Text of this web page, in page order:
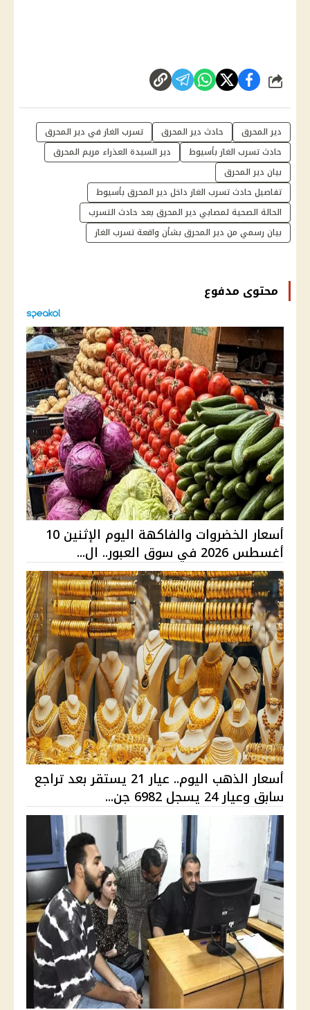
شارك
دير المحرق حادث دير المحرق
تسرب الغاز في دير المحرق
حادث تسرب الغاز بأسيوط
دير السيدة العذراء مريم المحرق
بيان دير المحرق
تفاصيل حادث تسرب الغاز داخل دير المحرق بأسيوط
الحالة الصحية لمصابي دير المحرق بعد حادث التسرب
بيان رسمي من دير المحرق بشأن واقعة تسرب الغاز
محتوى مدفوع
أسعار الخضروات والفاكهة اليوم الإثنين 10
أغسطس 2026 في سوق العبور.. ال...
أسعار الذهب اليوم.. عيار 21 يستقر بعد تراجع
سابق وعيار 24 يسجل 6982 جن...